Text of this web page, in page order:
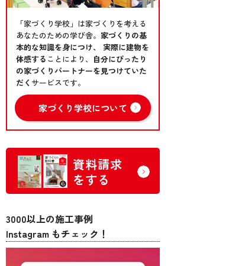
「家づくり学校」は家づくりを考える
あなたのための学び舎。 家づくりの基
本的な知識を身につけ、 実際に建物を
体感する ことにより、
自分にぴったり
の家づくりパートナーを見つけていた
だく サービスです。
家づくり学校について
資料請求
をする
3000以上の施工事例
Instagram もチェック！